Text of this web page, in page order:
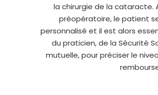
la chirurgie de la cataracte.
préopératoire, le patient
personnalisé et il est alors
du praticien, de la Sécurité
mutuelle, pour préciser le